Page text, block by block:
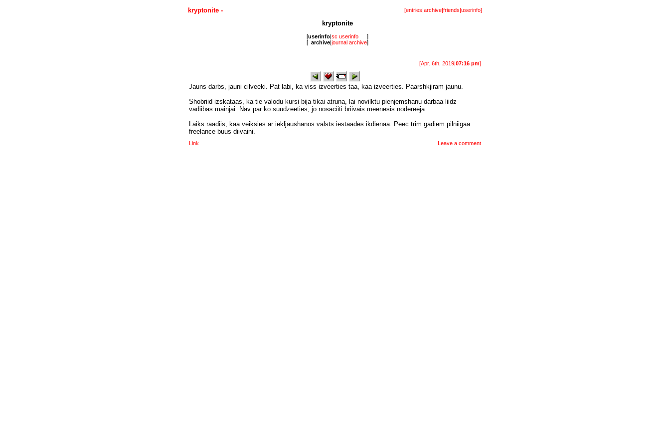
kryptonite - [entries|archive|friends|userinfo]
kryptonite
[userinfo| sc userinfo
]
[ archive| journal archive]
[Apr. 6th, 2019| 07:16 pm]
Jauns darbs, jauni cilveeki. Pat labi, ka viss izveerties taa, kaa izveerties. Paarshkjiram jaunu.
Shobriid izskataas, ka tie valodu kursi bija tikai atruna, lai novilktu pienjemshanu darbaa liidz
vadiibas mainjai. Nav par ko suudzeeties, jo nosaciiti briivais meenesis nodereeja.
Laiks raadiis, kaa veiksies ar iekljaushanos valsts iestaades ikdienaa. Peec trim gadiem pilniigaa
freelance buus diivaini.
Link Leave a comment